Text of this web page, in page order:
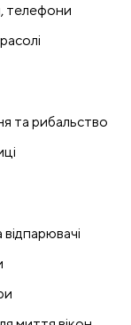
телефони
та рибальство